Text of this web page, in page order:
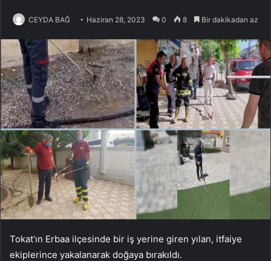
CEYDA BAĞ Haziran 28, 2023 0 8 Bir dakikadan az
Tokat’ın Erbaa ilçesinde bir iş yerine giren yılan, itfaiye
ekiplerince yakalanarak doğaya bırakıldı.